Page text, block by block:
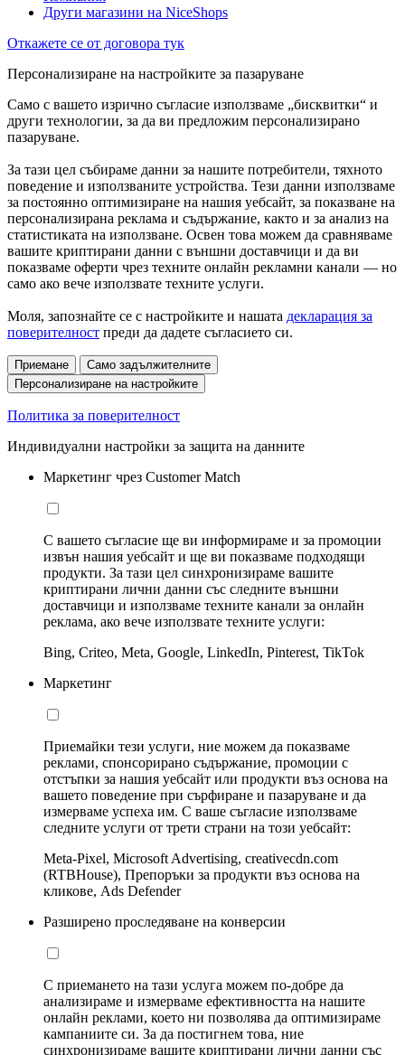
Други магазини на NiceShops
Откажете се от договора тук
Персонализиране на настройките за пазаруване
Само с вашето изрично съгласие използваме „бисквитки“ и
други технологии, за да ви предложим персонализирано
пазаруване.
За тази цел събираме данни за нашите потребители, тяхното
поведение и използваните устройства. Тези данни използваме
за постоянно оптимизиране на нашия уебсайт, за показване на
персонализирана реклама и съдържание, както и за анализ на
статистиката на използване. Освен това можем да сравняваме
вашите криптирани данни с външни доставчици и да ви
показваме оферти чрез техните онлайн рекламни канали — но
само ако вече използвате техните услуги.
Моля, запознайте се с настройките и нашата декларация за
поверителност преди да дадете съгласието си.
Приемане
Само задължителните
Персонализиране на настройките
Политика за поверителност
Индивидуални настройки за защита на данните
Маркетинг чрез Customer Match
С вашето съгласие ще ви информираме и за промоции
извън нашия уебсайт и ще ви показваме подходящи
продукти. За тази цел синхронизираме вашите
криптирани лични данни със следните външни
доставчици и използваме техните канали за онлайн
реклама, ако вече използвате техните услуги:
Bing, Criteo, Meta, Google, LinkedIn, Pinterest, TikTok
Маркетинг
Приемайки тези услуги, ние можем да показваме
реклами, спонсорирано съдържание, промоции с
отстъпки за нашия уебсайт или продукти въз основа на
вашето поведение при сърфиране и пазаруване и да
измерваме успеха им. С ваше съгласие използваме
следните услуги от трети страни на този уебсайт:
Meta-Pixel, Microsoft Advertising, creativecdn.com
(RTBHouse), Препоръки за продукти въз основа на
кликове, Ads Defender
Разширено проследяване на конверсии
С приемането на тази услуга можем по-добре да
анализираме и измерваме ефективността на нашите
онлайн реклами, което ни позволява да оптимизираме
кампаниите си. За да постигнем това, ние
синхронизираме вашите криптирани лични данни със